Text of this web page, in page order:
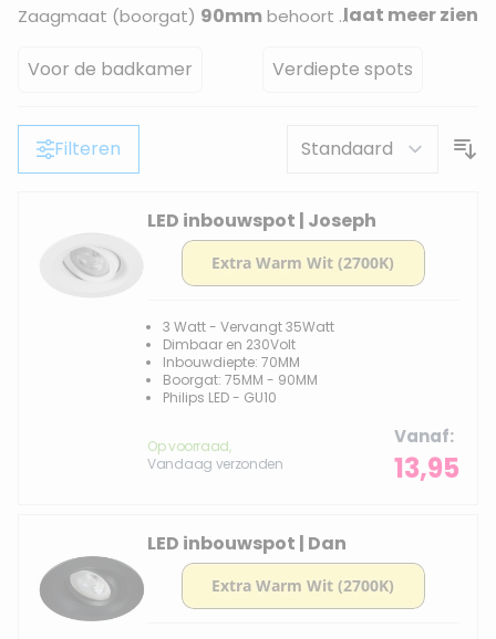
Zaagmaat (boorgat) 90mm behoort tot de grotere inbouwmaten. Armaturen in deze maat zijn duidelijk zichtbaar in het plafond en worden meestal gekozen vanuit een praktische noodzaak, zoals vervanging van bestaande grote boorgaten. Het assortiment is bij deze maat laat meer zien
Voor de badkamer Verdiepte spots
Filteren
LED inbouwspot | Joseph
3 Watt - Vervangt 35Watt
Dimbaar en 230Volt
Inbouwdiepte: 70MM
Boorgat: 75MM - 90MM
Philips LED - GU10
Op voorraad,
Vandaag verzonden
Vanaf
13,95
LED inbouwspot | Dan